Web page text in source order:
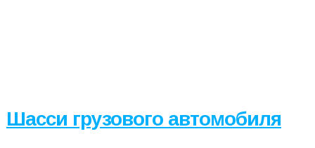
Шасси грузового автомобиля